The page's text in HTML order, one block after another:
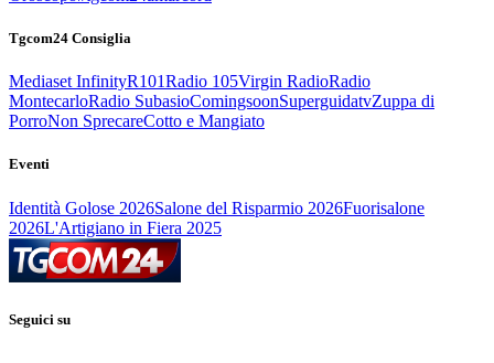
Tgcom24 Consiglia
Mediaset InfinityR101Radio 105Virgin RadioRadio
MontecarloRadio SubasioComingsoonSuperguidatvZuppa di
PorroNon SprecareCotto e Mangiato
Eventi
Identità Golose 2026Salone del Risparmio 2026Fuorisalone
2026L'Artigiano in Fiera 2025
Seguici su